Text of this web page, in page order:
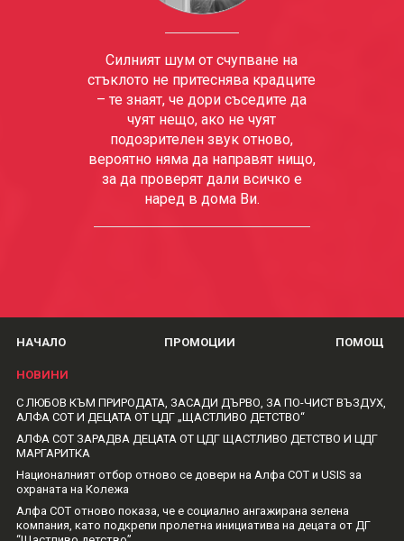
Силният шум от счупване на
стъклото не притеснява крадците
– те знаят, че дори съседите да
чуят нещо, ако не чуят
подозрителен звук отново,
вероятно няма да направят нищо,
за да проверят дали всичко е
наред в дома Ви.
НАЧАЛО ПРОМОЦИИ ПОМОЩ
НОВИНИ
С ЛЮБОВ КЪМ ПРИРОДАТА, ЗАСАДИ ДЪРВО, ЗА ПО-ЧИСТ ВЪЗДУХ,
АЛФА СОТ И ДЕЦАТА ОТ ЦДГ „ЩАСТЛИВО ДЕТСТВО“
АЛФА СОТ ЗАРАДВА ДЕЦАТА ОТ ЦДГ ЩАСТЛИВО ДЕТСТВО И ЦДГ
МАРГАРИТКА
Националният отбор отново се довери на Алфа СОТ и USIS за
охраната на Колежа
Алфа СОТ отново показа, че е социално ангажирана зелена
компания, като подкрепи пролетна инициатива на децата от ДГ